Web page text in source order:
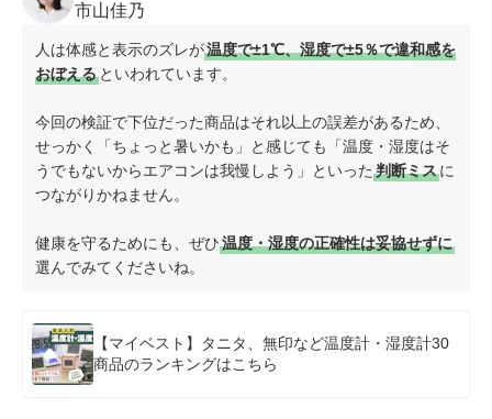
市山佳乃
人は体感と表示のズレが温度で±1℃、湿度で±5％で違和感を
おぼえる といわれています。
今回の検証で下位だった商品はそれ以上の誤差があるため、
せっかく「ちょっと暑いかも」と感じても「温度・湿度はそ
うでもないからエアコンは我慢しよう」といった 判断ミスに
つながりかねません。
健康を守るためにも、ぜひ温度・湿度の正確性は妥協せずに
選んでみてくださいね。
【マイベスト】タニタ、無印など温度計・湿度計30
商品のランキングはこちら